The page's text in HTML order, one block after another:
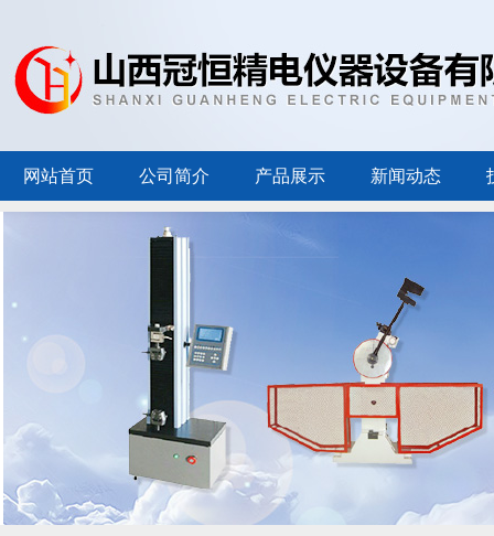
网站首页 公司简介 产品展示 新闻动态